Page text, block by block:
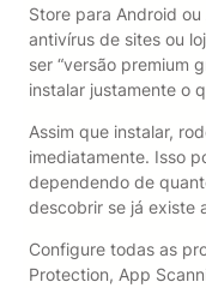
Store para Android
antivírus de sites ou
ser “versão premium
instalar justamente o
Assim que instalar,
imediatamente. Isso
dependendo de
descobrir se já existe
Configure todas as
Protection, App